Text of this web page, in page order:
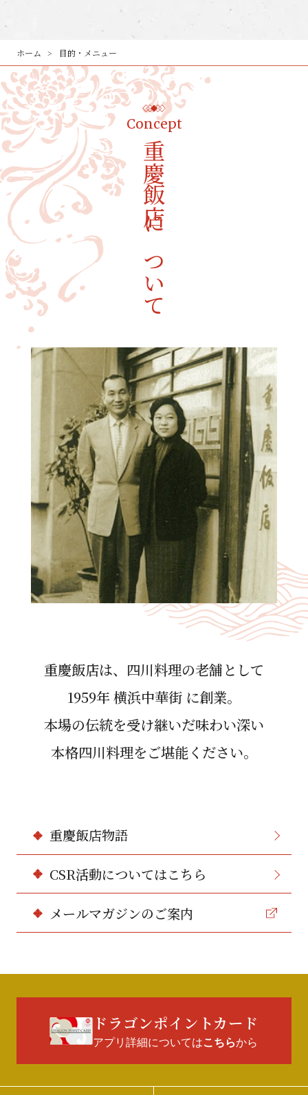
ホーム 目的・メニュー
Concept
重慶飯店について
重慶飯店は、四川料理の⽼舗として
1959年 横浜中華街 に創業。
本場の伝統を受け継いだ味わい深い
本格四川料理をご堪能ください。
重慶飯店物語
CSR活動についてはこちら
メールマガジンのご案内
ドラゴンポイントカード
アプリ詳細についてはこちらから